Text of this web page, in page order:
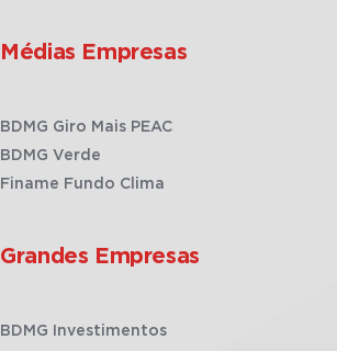
Médias Empresas
BDMG Giro Mais PEAC
BDMG Verde
Finame Fundo Clima
Grandes Empresas
BDMG Investimentos